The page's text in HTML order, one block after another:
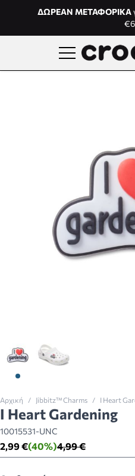
Μετάβαση στο περιεχόμενο
ΔΩΡΕΑΝ ΜΕΤΑΦΟΡΙΚΑ
View larger image
Αρχική / Jibbitz™ Charms / I Heart
I Heart Gardening
10015531-UNC
4,99 €
(40%)
2,99 €